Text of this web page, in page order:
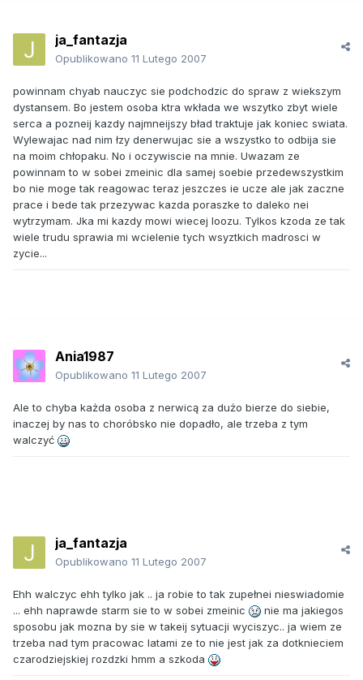
ja_fantazja
Opublikowano 11 Lutego 2007
powinnam chyab nauczyc sie podchodzic do spraw z wiekszym
dystansem. Bo jestem osoba ktra wkłada we wszytko zbyt wiele
serca a pozneij kazdy najmneijszy bład traktuje jak koniec swiata.
Wylewajac nad nim łzy denerwujac sie a wszystko to odbija sie
na moim chłopaku. No i oczywiscie na mnie. Uwazam ze
powinnam to w sobei zmeinic dla samej soebie przedewszystkim
bo nie moge tak reagowac teraz jeszczes ie ucze ale jak zaczne
prace i bede tak przezywac kazda poraszke to daleko nei
wytrzymam. Jka mi kazdy mowi wiecej loozu. Tylkos kzoda ze tak
wiele trudu sprawia mi wcielenie tych wsyztkich madrosci w
zycie...
Ania1987
Opublikowano 11 Lutego 2007
Ale to chyba każda osoba z nerwicą za dużo bierze do siebie,
inaczej by nas to choróbsko nie dopadło, ale trzeba z tym
walczyć
ja_fantazja
Opublikowano 11 Lutego 2007
Ehh walczyc ehh tylko jak .. ja robie to tak zupełnei nieswiadomie
... ehh naprawde starm sie to w sobei zmeinic
nie ma jakiegos
sposobu jak mozna by sie w takeij sytuacji wyciszyc.. ja wiem ze
trzeba nad tym pracowac latami ze to nie jest jak za dotknieciem
czarodziejskiej rozdzki hmm a szkoda